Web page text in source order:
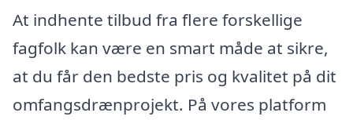
At indhente tilbud fra flere forskellige
fagfolk kan være en smart måde at sikre,
at du får den bedste pris og kvalitet på dit
omfangsdrænprojekt. På vores platform